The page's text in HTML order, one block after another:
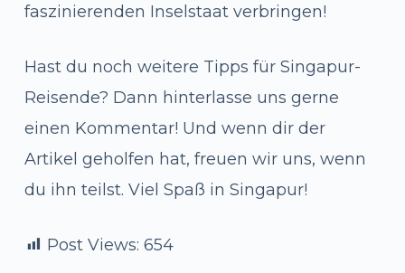
faszinierenden Inselstaat verbringen!
Hast du noch weitere Tipps für Singapur-
Reisende? Dann hinterlasse uns gerne
einen Kommentar! Und wenn dir der
Artikel geholfen hat, freuen wir uns, wenn
du ihn teilst. Viel Spaß in Singapur!
Post Views: 654